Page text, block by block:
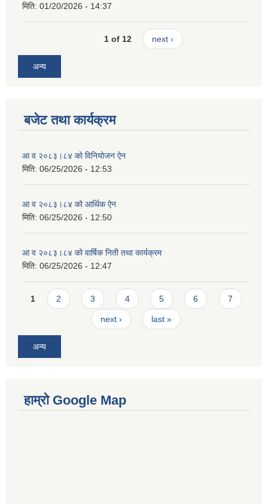
मिति: 01/20/2026 - 14:37
1 of 12 next ›
अन्य
बजेट तथा कार्यक्रम
आ व २०८३।८४ को विनियोजन ऐन
मिति: 06/25/2026 - 12:53
आ व २०८३।८४ को आर्थिक ऐन
मिति: 06/25/2026 - 12:50
आ व २०८३।८४ को वार्षिक निती तथा कार्यक्रम
मिति: 06/25/2026 - 12:47
Pages
1 2 3 4 5 6 7
next › last »
अन्य
हाम्रो Google Map